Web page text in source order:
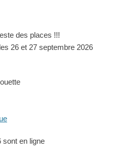
des places !!!
26 et 27 septembre 2026
sont en ligne